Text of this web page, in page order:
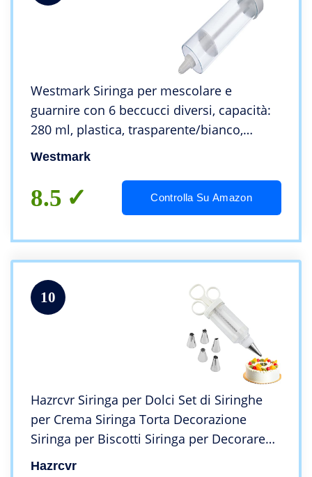
Westmark Siringa per mescolare e
guarnire con 6 beccucci diversi, capacità:
280 ml, plastica, trasparente/bianco,
32382260
Westmark
8.5 Controlla Su Amazon
10
Hazrcvr Siringa per Dolci Set di Siringhe
per Crema Siringa Torta Decorazione
Siringa per Biscotti Siringa per Decorare
Siringa in Plastica per Decorare Siringa per
Hazrcvr